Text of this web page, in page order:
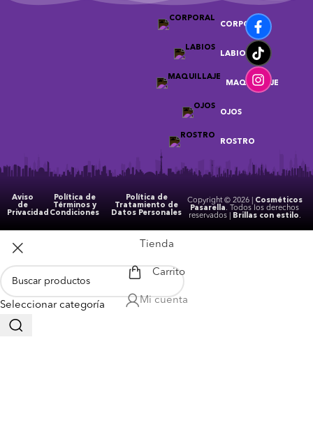
CORPORAL
LABIOS
MAQUILLAJE
OJOS
ROSTRO
Aviso
de
Privacidad
Política de
Términos y
Condiciones
Política de
Tratamiento de
Datos Personales
Copyright © 2026 |
Cosméticos
Pasarella. Todos los derechos
reservados |
Brillas con estilo.
Seleccionar categoría
Tienda
Carrito
Mi cuenta